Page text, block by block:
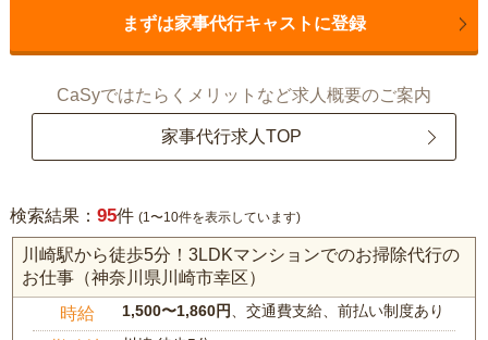
まずは家事代行キャストに登録
CaSyではたらくメリットなど求人概要のご案内
家事代行求人TOP
検索結果： 95件 (1〜10件を表示しています)
川崎駅から徒歩5分！3LDKマンションでのお掃除代行の
お仕事（神奈川県川崎市幸区）
時給 1,500〜1,860円 、交通費支給、前払い制度あり